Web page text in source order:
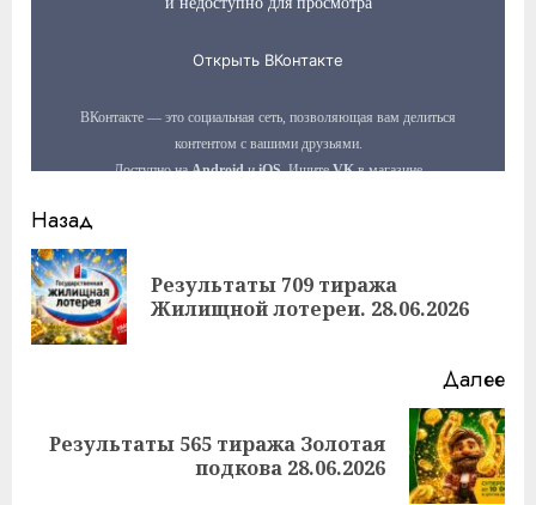
Продолжить
чтение
Назад
Результаты 709 тиража
Жилищной лотереи. 28.06.2026
Далее
Следующая
Результаты 565 тиража Золотая
подкова 28.06.2026